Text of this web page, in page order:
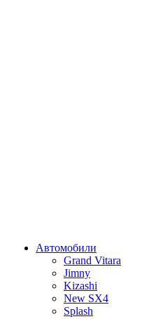
Автомобили
Grand Vitara
Jimny
Kizashi
New SX4
Splash